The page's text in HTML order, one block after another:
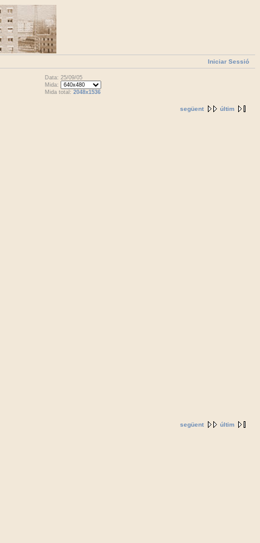
Iniciar Sessió
Data: 25/09/05
Mida:
Mida total: 2048x1536
següent últim
següent últim